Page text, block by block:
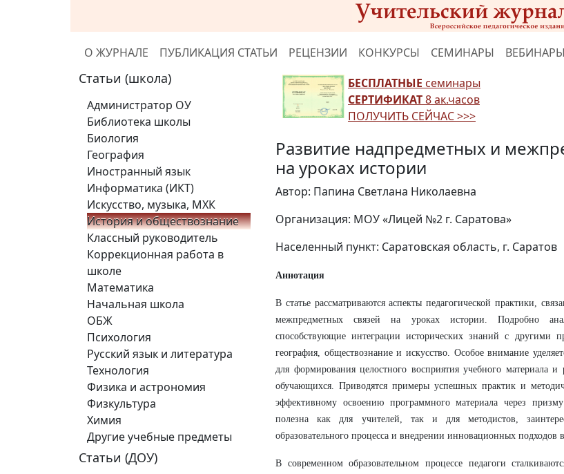
О ЖУРНАЛЕ ПУБЛИКАЦИЯ СТАТЬИ РЕЦЕНЗИИ КОНКУРСЫ СЕМИНАРЫ ВЕБИНАРЫ
Статьи (школа)
Администратор ОУ
Библиотека школы
Биология
География
Иностранный язык
Информатика (ИКТ)
Искусство, музыка, МХК
История и обществознание
Классный руководитель
Коррекционная работа в
школе
Математика
Начальная школа
ОБЖ
Психология
Русский язык и литература
Технология
Физика и астрономия
Физкультура
Химия
Другие учебные предметы
Статьи (ДОУ)
БЕСПЛАТНЫЕ семинары
СЕРТИФИКАТ8 ак.часов
ПОЛУЧИТЬ СЕЙЧАС >>>
Развитие надпредметных и
на уроках истории
Автор: Папина Светлана Николаевна
Организация: МОУ «Лицей №2 г. Саратова»
Населенный пункт: Саратовская область, г. Саратов
Аннотация
В статье рассматриваются аспекты педагогической практики,
межпредметных связей на уроках истории. Подробно
способствующие интеграции исторических знаний с другими
география, обществознание и искусство. Особое внимание
для формирования целостного восприятия учебного материала
обучающихся. Приводятся примеры успешных практик и
эффективному освоению программного материала через
полезна как для учителей, так и для методистов,
образовательного процесса и внедрении инновационных подходов
В современном образовательном процессе педагоги